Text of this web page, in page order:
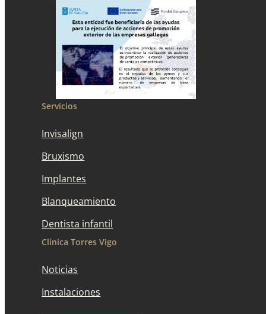
Servicios
Invisalign
Bruxismo
Implantes
Blanqueamiento
Dentista infantil
Clínica Torres Vigo
Noticias
Instalaciones